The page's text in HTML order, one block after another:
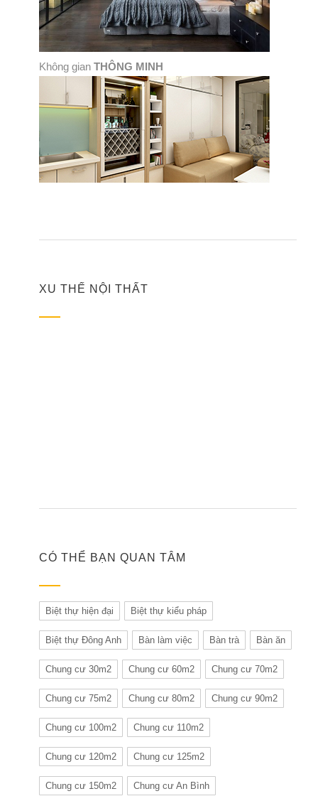
Không gian THÔNG MINH
XU THẾ NỘI THẤT
CÓ THỂ BẠN QUAN TÂM
Biệt thự hiện đại Biệt thự kiểu pháp
Biệt thự Đông Anh Bàn làm việc Bàn trà Bàn ăn
Chung cư 30m2 Chung cư 60m2 Chung cư 70m2
Chung cư 75m2 Chung cư 80m2 Chung cư 90m2
Chung cư 100m2 Chung cư 110m2
Chung cư 120m2 Chung cư 125m2
Chung cư 150m2 Chung cư An Bình